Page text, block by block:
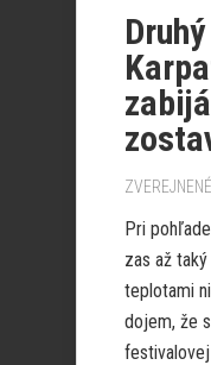
Pri
zas až
teplotami
dojem, že